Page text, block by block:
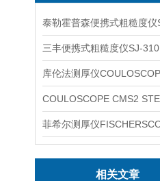
三丰便携式粗糙度仪SJ-310
相关文章